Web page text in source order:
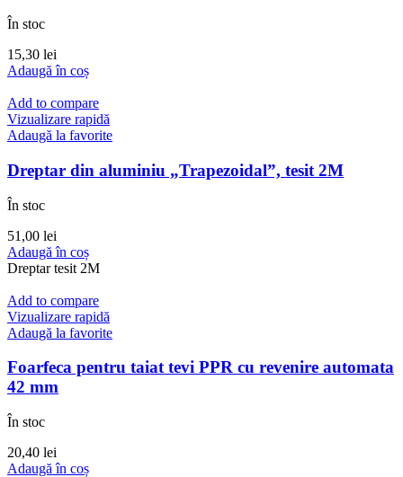
În stoc
15,30 lei
Adaugă în coș
Add to compare
Vizualizare rapidă
Adaugă la favorite
Dreptar din aluminiu „Trapezoidal”, tesit 2M
În stoc
51,00 lei
Adaugă în coș
Dreptar tesit 2M
Add to compare
Vizualizare rapidă
Adaugă la favorite
Foarfeca pentru taiat tevi PPR cu revenire automata
42 mm
În stoc
20,40 lei
Adaugă în coș